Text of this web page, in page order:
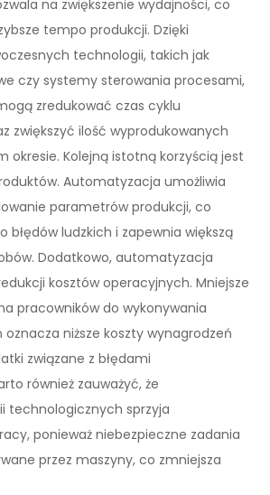
na zwiększenie wydajności, co
tempo produkcji. Dzięki
technologii, takich jak
czy systemy sterowania procesami,
zredukować czas cyklu
zwiększyć ilość wyprodukowanych
okresie. Kolejną istotną korzyścią jest
Automatyzacja umożliwia
parametrów produkcji, co
błędów ludzkich i zapewnia większą
Dodatkowo, automatyzacja
kosztów operacyjnych. Mniejsze
pracowników do wykonywania
niższe koszty wynagrodzeń
związane z błędami
również zauważyć, że
technologicznych sprzyja
ponieważ niebezpieczne zadania
przez maszyny, co zmniejsza